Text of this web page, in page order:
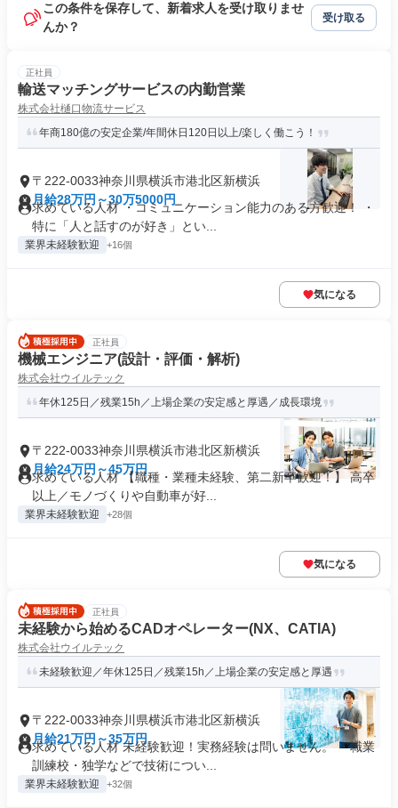
この条件を保存して、新着求人を受け取りませ
んか？
受け取る
正社員
輸送マッチングサービスの内勤営業
株式会社樋口物流サービス
年商180億の安定企業/年間休日120日以上/楽しく働こう！
〒222-0033神奈川県横浜市港北区新横浜
月給28万円～30万5000円
求めている人材 ・コミュニケーション能力のある方歓迎！ ・
特に「人と話すのが好き」とい...
業界未経験歓迎 +16個
気になる
正社員
機械エンジニア(設計・評価・解析)
株式会社ウイルテック
年休125日／残業15h／上場企業の安定感と厚遇／成長環境
〒222-0033神奈川県横浜市港北区新横浜
月給24万円～45万円
求めている人材 【職種・業種未経験、第二新卒歓迎！】 高卒
以上／モノづくりや自動車が好...
業界未経験歓迎 +28個
気になる
正社員
未経験から始めるCADオペレーター(NX、CATIA)
株式会社ウイルテック
未経験歓迎／年休125日／残業15h／上場企業の安定感と厚遇
〒222-0033神奈川県横浜市港北区新横浜
月給21万円～35万円
求めている人材 未経験歓迎！実務経験は問いません。 ・職業
訓練校・独学などで技術につい...
業界未経験歓迎 +32個